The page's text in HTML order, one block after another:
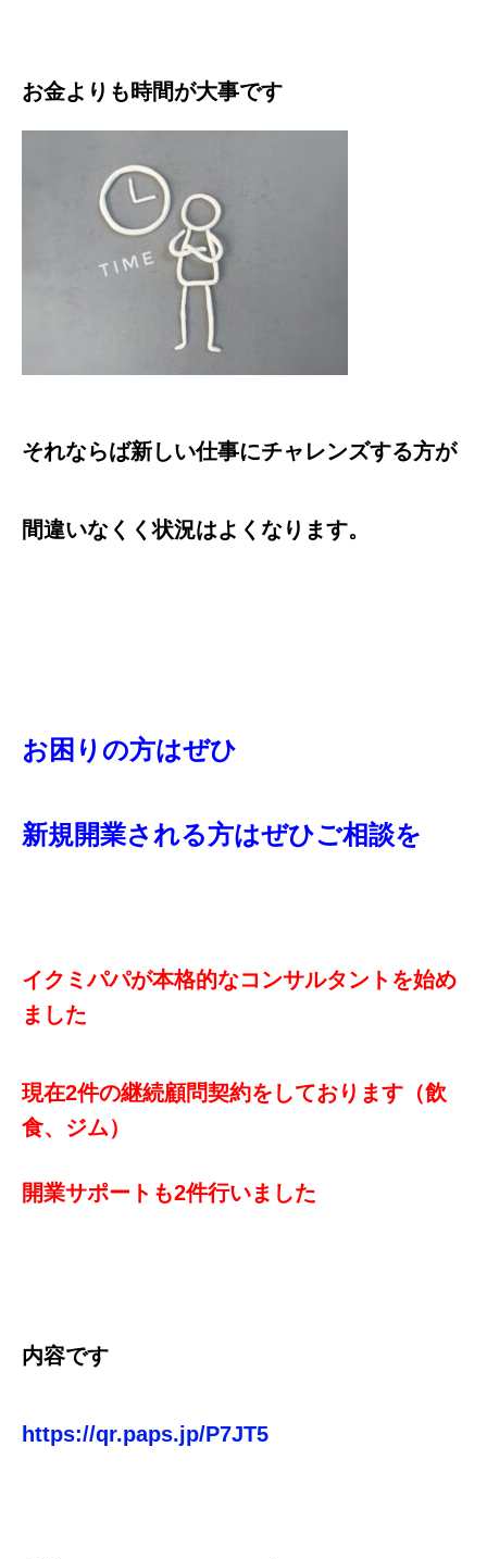
お金よりも時間が大事です
それならば新しい仕事にチャレンズする方が
間違いなくく状況はよくなります。
お困りの方はぜひ
新規開業される方はぜひご相談を
イクミパパが本格的なコンサルタントを始め
ました
現在2件の継続顧問契約をしております（飲
食、ジム）
開業サポートも2件行いました
内容です
https://qr.paps.jp/P7JT5